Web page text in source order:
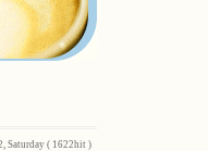
Saturday ( 1622hit )